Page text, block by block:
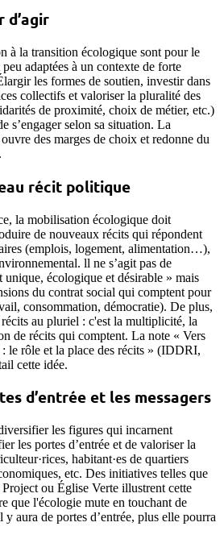
d’agir
à la transition écologique sont pour le
adaptées à un contexte de forte
les formes de soutien, investir dans
collectifs et valoriser la pluralité des
de proximité, choix de métier, etc.)
s’engager selon sa situation. La
des marges de choix et redonne du
récit politique
la mobilisation écologique doit
de nouveaux récits qui répondent
(emplois, logement, alimentation…),
ll ne s’agit pas de
écologique et désirable » mais
du contrat social qui comptent pour
consommation, démocratie). De plus,
au pluriel : c'est la multiplicité, la
de récits qui comptent. La note « Vers
le rôle et la place des récits » (IDDRI,
cette idée.
d’entrée et les messagers
les figures qui incarnent
les portes d’entrée et de valoriser la
habitant·es de quartiers
etc. Des initiatives telles que
ou Église Verte illustrent cette
que l'écologie mute en touchant de
aura de portes d’entrée, plus elle pourra